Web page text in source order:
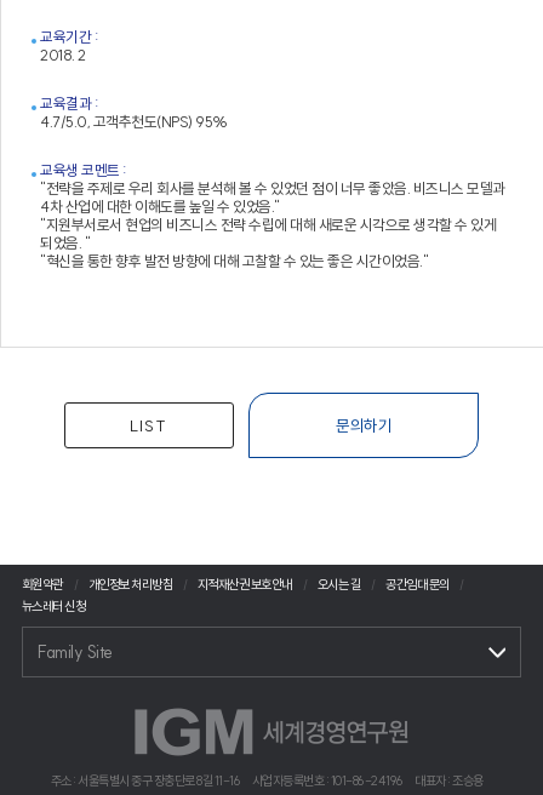
교육기간 :
2018. 2
교육결과 :
4.7/5.0, 고객추천도(NPS) 95%
교육생 코멘트 :
"전략을 주제로 우리 회사를 분석해 볼 수 있었던 점이 너무 좋았음. 비즈니스 모델과
4차 산업에 대한 이해도를 높일 수 있었음."
"지원부서로서 현업의 비즈니스 전략 수립에 대해 새로운 시각으로 생각할 수 있게
되었음. "
"혁신을 통한 향후 발전 방향에 대해 고찰할 수 있는 좋은 시간이었음."
LIST 문의하기
회원약관 개인정보 처리방침 지적재산권 보호안내 오시는 길
공간임대 문의
뉴스레터 신청
Family Site
주소 : 서울특별시 중구 장충단로 8길 11-16 사업자등록번호 : 101-86-24196 대표자 : 조승용